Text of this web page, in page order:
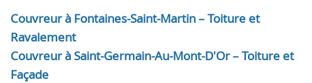
Couvreur à Fontaines-Saint-Martin – Toiture et
Ravalement
Couvreur à Saint-Germain-Au-Mont-D'Or – Toiture et
Façade